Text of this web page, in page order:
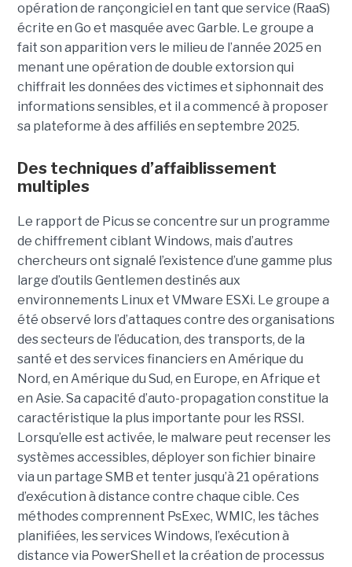
opération de rançongiciel en tant que service (RaaS)
écrite en Go et masquée avec Garble. Le groupe a
fait son apparition vers le milieu de l’année 2025 en
menant une opération de double extorsion qui
chiffrait les données des victimes et siphonnait des
informations sensibles, et il a commencé à proposer
sa plateforme à des affiliés en septembre 2025.
Des techniques d’affaiblissement
multiples
Le rapport de Picus se concentre sur un programme
de chiffrement ciblant Windows, mais d’autres
chercheurs ont signalé l’existence d’une gamme plus
large d’outils Gentlemen destinés aux
environnements Linux et VMware ESXi. Le groupe a
été observé lors d’attaques contre des organisations
des secteurs de l’éducation, des transports, de la
santé et des services financiers en Amérique du
Nord, en Amérique du Sud, en Europe, en Afrique et
en Asie. Sa capacité d’auto-propagation constitue la
caractéristique la plus importante pour les RSSI.
Lorsqu’elle est activée, le malware peut recenser les
systèmes accessibles, déployer son fichier binaire
via un partage SMB et tenter jusqu’à 21 opérations
d’exécution à distance contre chaque cible. Ces
méthodes comprennent PsExec, WMIC, les tâches
planifiées, les services Windows, l’exécution à
distance via PowerShell et la création de processus